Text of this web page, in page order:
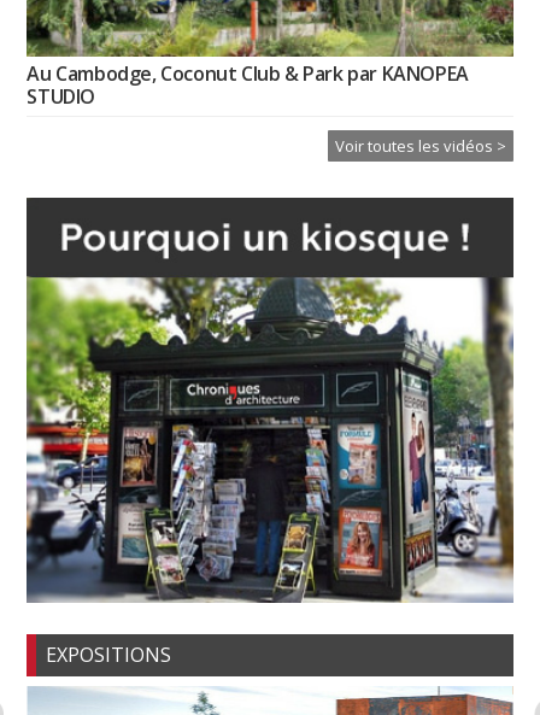
Au Cambodge, Coconut Club & Park par KANOPEA
STUDIO
Voir toutes les vidéos >
EXPOSITIONS